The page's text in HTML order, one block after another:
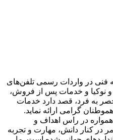
فنی در واردات رسمی تلفن‌های
نوکیا و خدمات پس از فروش،
به فرد، قصد دارد خدمات
گرامی ارائه نماید.
در راس اهداف و
در کنار دانش، مهارت و تجربه